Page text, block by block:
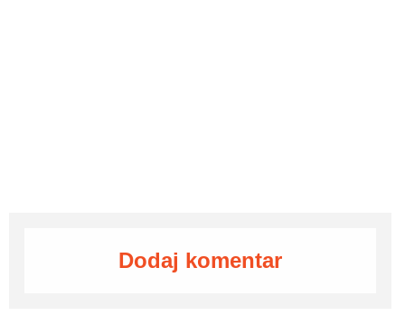
Dodaj komentar